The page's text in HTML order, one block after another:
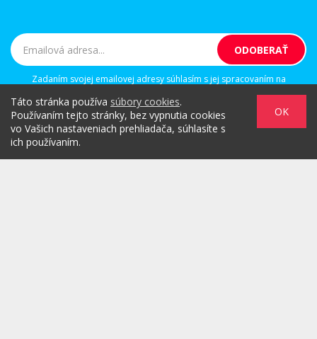
Táto stránka používa súbory cookies.
Používaním tejto stránky, bez vypnutia cookies
vo Vašich nastaveniach prehliadača, súhlasíte s
ich používaním.
OK
Zadaním svojej emailovej adresy súhlasím s jej spracovaním na
osobným emailom za účelom informovania o novinkách.